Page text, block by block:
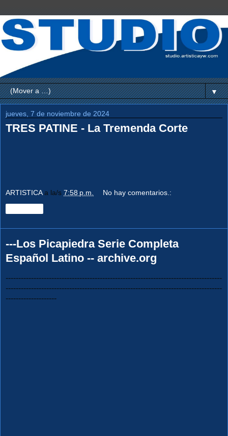
▼
jueves, 7 de noviembre de 2024
TRES PATINE - La Tremenda Corte
ARTISTICA a la/s 7:58 p.m. No hay comentarios.:
---Los Picapiedra Serie Completa
Español Latino -- archive.org
-------------------------------------------------------------------------------------
-------------------------------------------------------------------------------------
--------------------